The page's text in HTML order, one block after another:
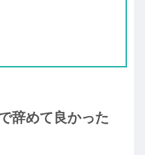
辞めて良かった